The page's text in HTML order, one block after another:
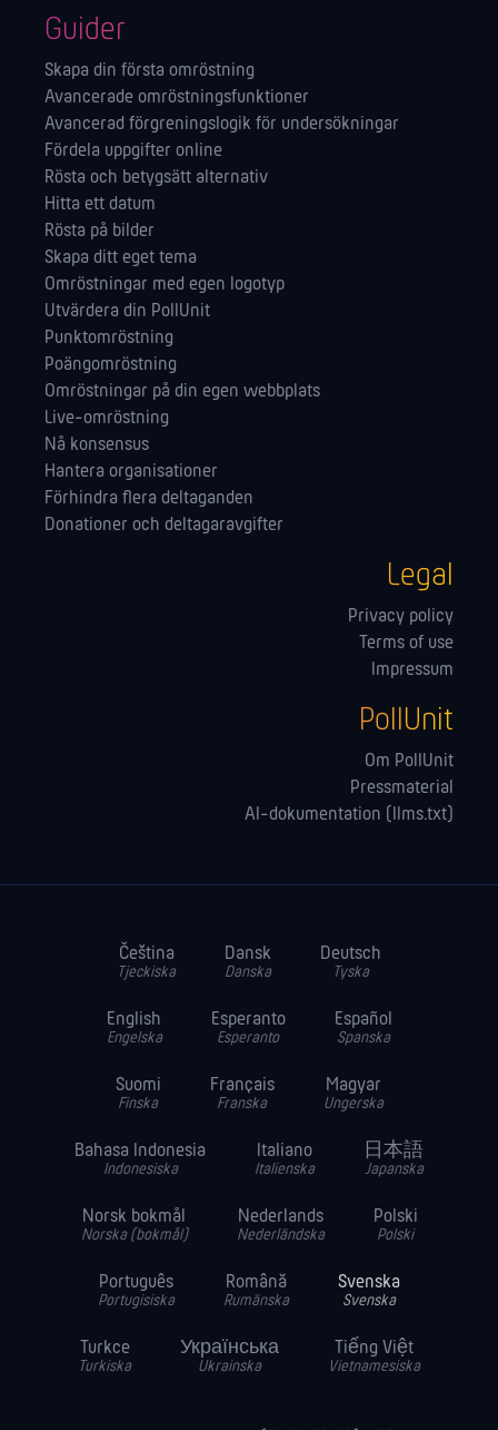
Guider
Skapa din första omröstning
Avancerade omröstningsfunktioner
Avancerad förgreningslogik för undersökningar
Fördela uppgifter online
Rösta och betygsätt alternativ
Hitta ett datum
Rösta på bilder
Skapa ditt eget tema
Omröstningar med egen logotyp
Utvärdera din PollUnit
Punktomröstning
Poängomröstning
Omröstningar på din egen webbplats
Live-omröstning
Nå konsensus
Hantera orga­nisationer
Förhindra flera deltaganden
Donationer och deltagaravgifter
Legal
Privacy policy
Terms of use
Impressum
PollUnit
Om PollUnit
Pressmaterial
AI-dokumentation (llms.txt)
Čeština
Tjeckiska
Dansk
Danska
Deutsch
Tyska
English
Engelska
Esperanto
Esperanto
Español
Spanska
Suomi
Finska
Français
Franska
Magyar
Ungerska
Bahasa Indonesia
Indonesiska
Italiano
Italienska
日本語
Japanska
Norsk bokmål
Norska (bokmål)
Nederlands
Nederländska
Polski
Polski
Português
Portugisiska
Română
Rumänska
Svenska
Svenska
Turkce
Turkiska
Українська
Ukrainska
Tiếng Việt
Vietnamesiska